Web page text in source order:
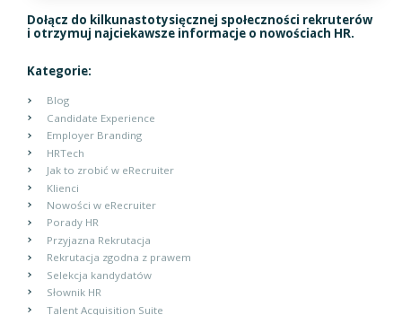
Dołącz do kilkunastotysięcznej społeczności rekruterów
i otrzymuj najciekawsze informacje o nowościach HR.
Kategorie:
Blog
Candidate Experience
Employer Branding
HRTech
Jak to zrobić w eRecruiter
Klienci
Nowości w eRecruiter
Porady HR
Przyjazna Rekrutacja
Rekrutacja zgodna z prawem
Selekcja kandydatów
Słownik HR
Talent Acquisition Suite